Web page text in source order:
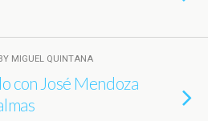
MIGUEL QUINTANA
con José Mendoza